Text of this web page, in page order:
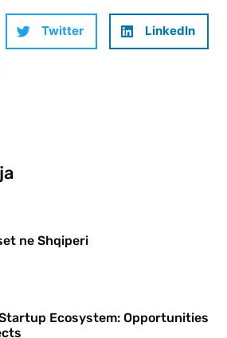
Twitter LinkedIn
ne Shqiperi
Ecosystem: Opportunities